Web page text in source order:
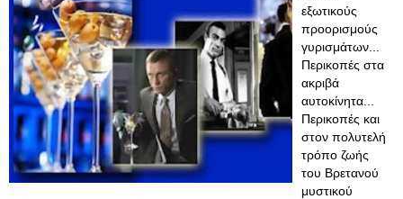
εξωτικούς
προορισμούς
γυρισμάτων...
Περικοπές στα
ακριβά
αυτοκίνητα...
Περικοπές και
στον πολυτελή
τρόπο ζωής
του Βρετανού
μυστικού